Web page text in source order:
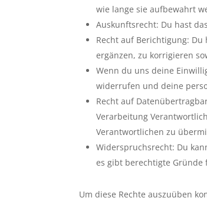
wie lange sie aufbewahrt
Auskunftsrecht: Du hast
Recht auf Berichtigung:
ergänzen, zu korrigieren
Wenn du uns deine
widerrufen und deine
Recht auf
Verarbeitung
Verantwortlichen zu
Widerspruchsrecht: Du
es gibt berechtigte Gründe
Um diese Rechte auszuüben